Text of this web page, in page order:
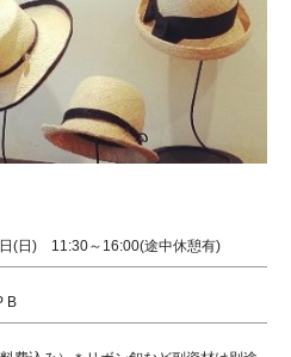
(日) 11:30～16:00(途中休憩有)
B